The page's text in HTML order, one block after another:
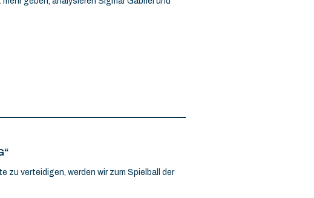
zu verteidigen, werden wir zum Spielball der